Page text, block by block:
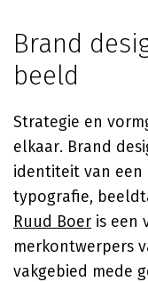
Brand
beeld
Strategie en
elkaar. Brand
identiteit van een
typografie,
Ruud Boer is een
merkontwerpers
vakgebied mede